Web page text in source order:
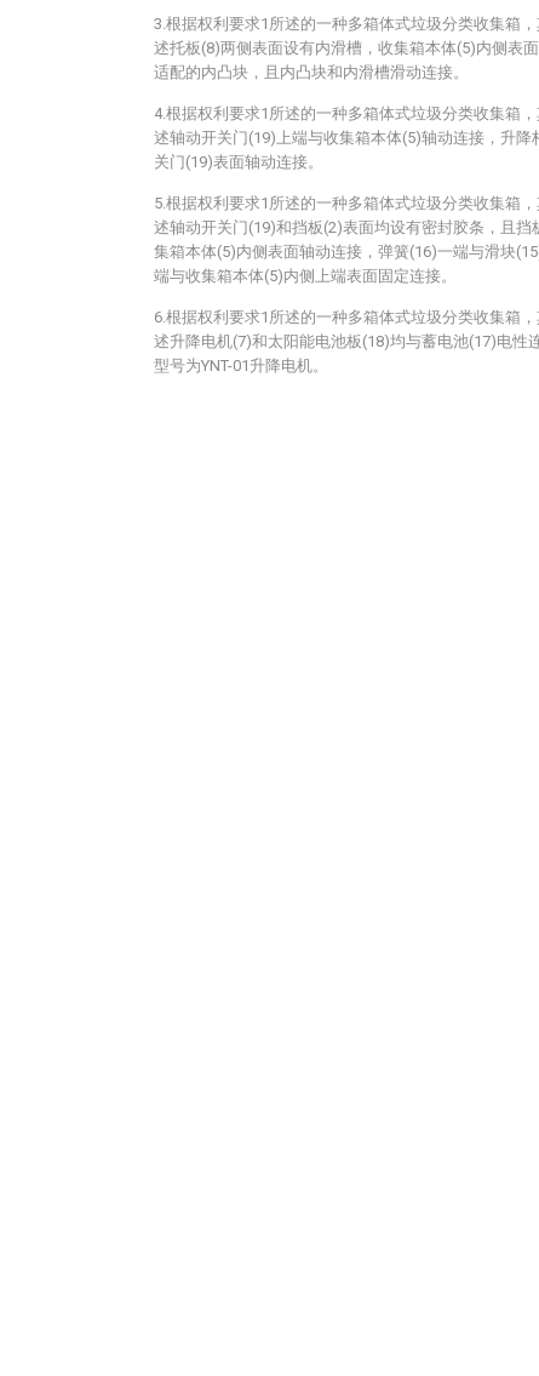
3.根据权利要求1所述的一种多箱体式垃圾分类收集箱
述托板(8)两侧表面设有内滑槽，收集箱本体(5)内侧表
适配的内凸块，且内凸块和内滑槽滑动连接。
4.根据权利要求1所述的一种多箱体式垃圾分类收集箱
述轴动开关门(19)上端与收集箱本体(5)轴动连接，升降
关门(19)表面轴动连接。
5.根据权利要求1所述的一种多箱体式垃圾分类收集箱
述轴动开关门(19)和挡板(2)表面均设有密封胶条，且挡
集箱本体(5)内侧表面轴动连接，弹簧(16)一端与滑块
端与收集箱本体(5)内侧上端表面固定连接。
6.根据权利要求1所述的一种多箱体式垃圾分类收集箱
述升降电机(7)和太阳能电池板(18)均与蓄电池(17)电性
型号为YNT-01升降电机。